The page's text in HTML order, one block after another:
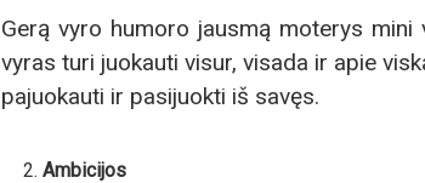
Gerą vyro humoro jausmą moterys mini
vyras turi juokauti visur, visada ir apie
pajuokauti ir pasijuokti iš savęs.
Ambicijos